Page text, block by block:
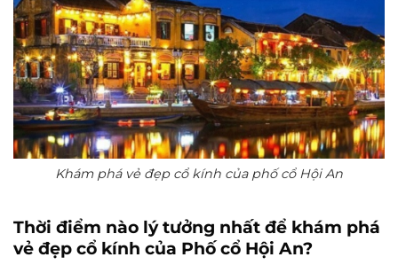
Khám phá vẻ đẹp cổ kính của phố cổ Hội An
Thời điểm nào lý tưởng nhất để khám phá
vẻ đẹp cổ kính của Phố cổ Hội An?